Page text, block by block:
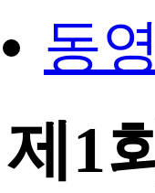
동
제1